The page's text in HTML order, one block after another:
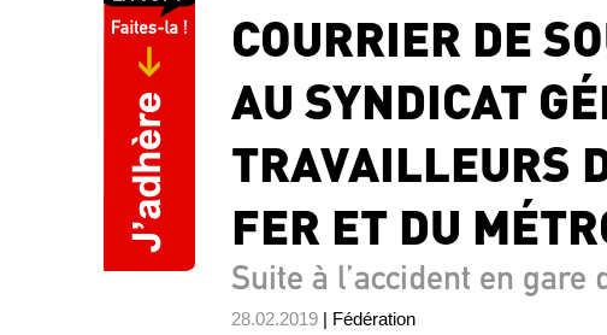
COURRIER DE
AU SYNDICAT
TRAVAILLEURS
FER ET DU
Suite à l’accident en gare
28.02.2019 | Fédération